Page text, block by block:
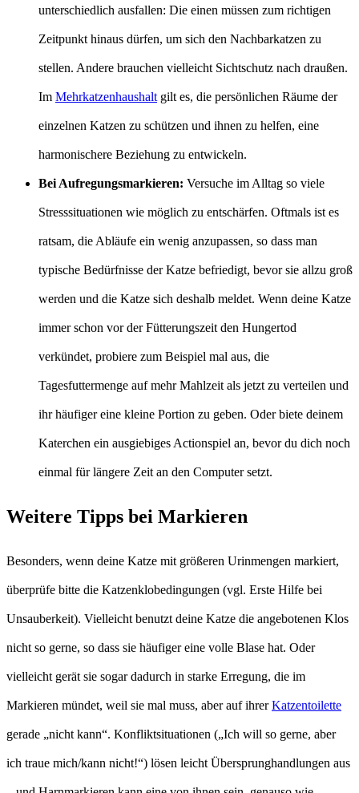
unterschiedlich ausfallen: Die einen müssen zum richtigen
Zeitpunkt hinaus dürfen, um sich den Nachbarkatzen zu
stellen. Andere brauchen vielleicht Sichtschutz nach draußen.
Im Mehrkatzenhaushalt gilt es, die persönlichen Räume der
einzelnen Katzen zu schützen und ihnen zu helfen, eine
harmonischere Beziehung zu entwickeln.
Bei Aufregungsmarkieren: Versuche im Alltag so viele
Stresssituationen wie möglich zu entschärfen. Oftmals ist es
ratsam, die Abläufe ein wenig anzupassen, so dass man
typische Bedürfnisse der Katze befriedigt, bevor sie allzu groß
werden und die Katze sich deshalb meldet. Wenn deine Katze
immer schon vor der Fütterungszeit den Hungertod
verkündet, probiere zum Beispiel mal aus, die
Tagesfuttermenge auf mehr Mahlzeit als jetzt zu verteilen und
ihr häufiger eine kleine Portion zu geben. Oder biete deinem
Katerchen ein ausgiebiges Actionspiel an, bevor du dich noch
einmal für längere Zeit an den Computer setzt.
Weitere Tipps bei Markieren
Besonders, wenn deine Katze mit größeren Urinmengen markiert,
überprüfe bitte die Katzenklobedingungen (vgl. Erste Hilfe bei
Unsauberkeit). Vielleicht benutzt deine Katze die angebotenen Klos
nicht so gerne, so dass sie häufiger eine volle Blase hat. Oder
vielleicht gerät sie sogar dadurch in starke Erregung, die im
Markieren mündet, weil sie mal muss, aber auf ihrerKatzentoilette
gerade „nicht kann“. Konfliktsituationen („Ich will so gerne, aber
ich traue mich/kann nicht!“) lösen leicht Übersprunghandlungen aus